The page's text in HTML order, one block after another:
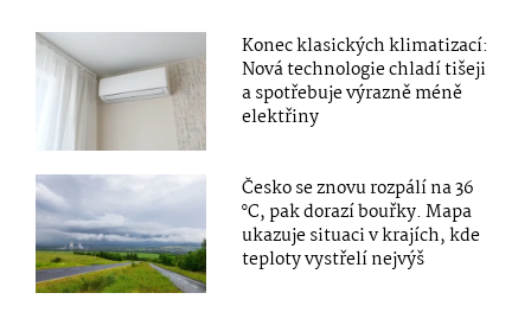
Konec klasických klimatizací:
Nová technologie chladí tišeji
a spotřebuje výrazně méně
elektřiny
Česko se znovu rozpálí na 36
°C, pak dorazí bouřky. Mapa
ukazuje situaci v krajích, kde
teploty vystřelí nejvýš